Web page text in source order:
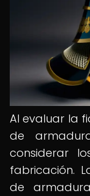
Al evaluar la
de
considerar
fabricación.
de